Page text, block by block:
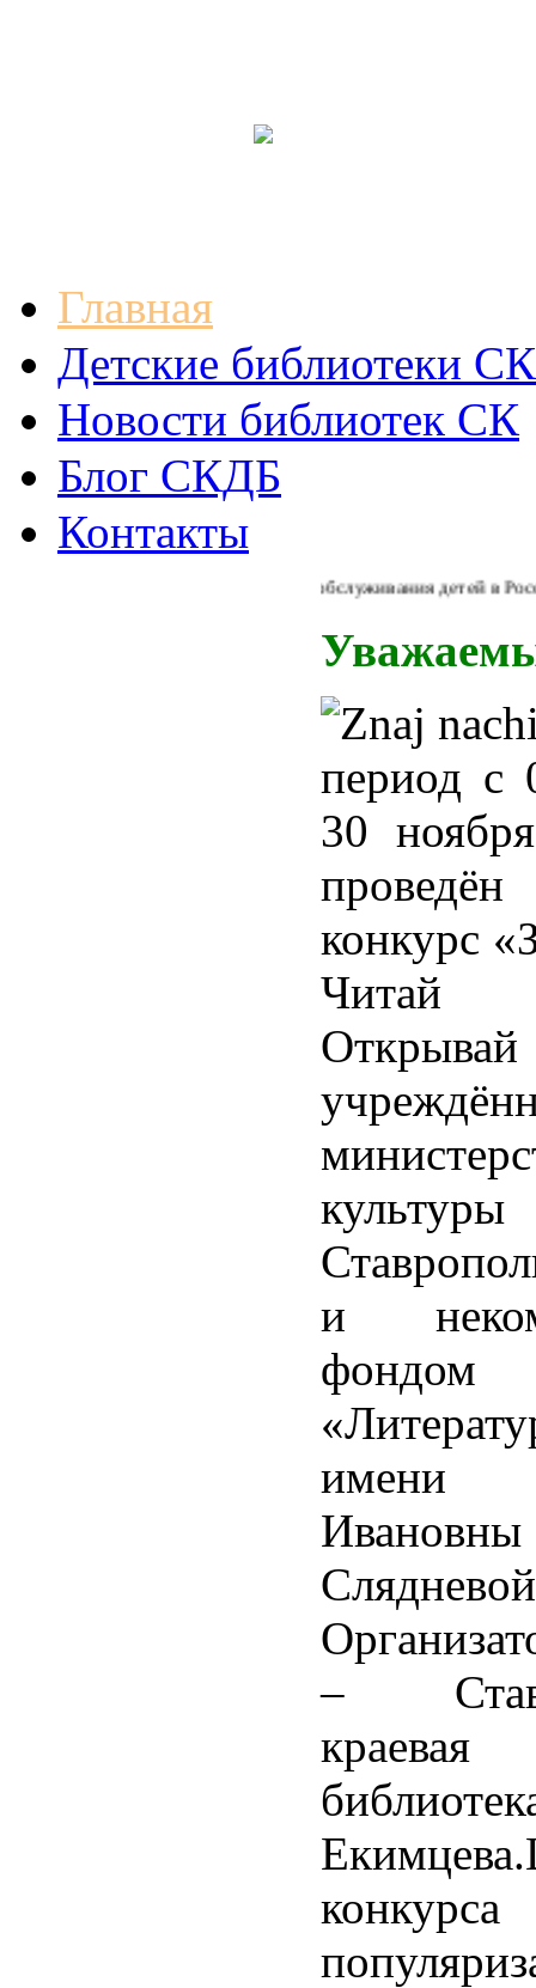
Главная
Детские библиотеки СК
Новости библиотек СК
Блог СКДБ
Контакты
Из Концепции библиотечного обслуживания детей в
период с
30
конкурс
культуры
и
фондом
имени
Ивановны
–